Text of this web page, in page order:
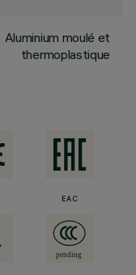
Aluminium moulé et
thermoplastique
EAC